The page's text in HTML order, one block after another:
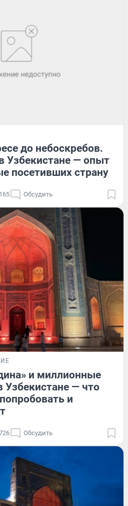
до небоскребов.
Узбекистане — опыт
посетивших страну
Обсудить
и миллионные
— что
и
Обсудить